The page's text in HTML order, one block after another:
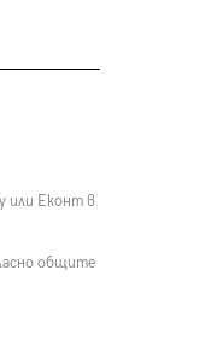
или Еконт в
общите